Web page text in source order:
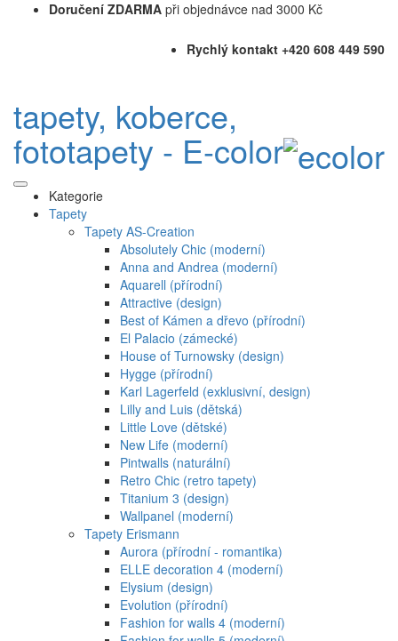
Doručení ZDARMA při objednávce nad 3000 Kč
Rychlý kontakt +420 608 449 590
tapety, koberce,
fototapety - E-color
Kategorie
Tapety
Tapety AS-Creation
Absolutely Chic (moderní)
Anna and Andrea (moderní)
Aquarell (přírodní)
Attractive (design)
Best of Kámen a dřevo (přírodní)
El Palacio (zámecké)
House of Turnowsky (design)
Hygge (přírodní)
Karl Lagerfeld (exklusivní, design)
Lilly and Luis (dětská)
Little Love (dětské)
New Life (moderní)
Pintwalls (naturální)
Retro Chic (retro tapety)
Titanium 3 (design)
Wallpanel (moderní)
Tapety Erismann
Aurora (přírodní - romantika)
ELLE decoration 4 (moderní)
Elysium (design)
Evolution (přírodní)
Fashion for walls 4 (moderní)